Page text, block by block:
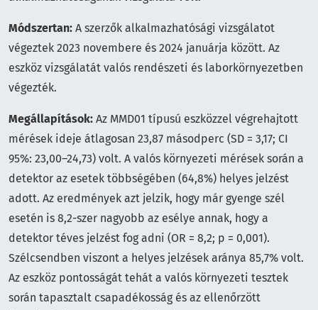
Módszertan: A szerzők alkalmazhatósági vizsgálatot
végeztek 2023 novembere és 2024 januárja között. Az
eszköz vizsgálatát valós rendészeti és laborkörnyezetben
végezték.
Megállapítások: Az MMD01 típusú eszközzel végrehajtott
mérések ideje átlagosan 23,87 másodperc (SD = 3,17; CI
95%: 23,00–24,73) volt. A valós környezeti mérések során a
detektor az esetek többségében (64,8%) helyes jelzést
adott. Az eredmények azt jelzik, hogy már gyenge szél
esetén is 8,2-szer nagyobb az esélye annak, hogy a
detektor téves jelzést fog adni (OR = 8,2; p = 0,001).
Szélcsendben viszont a helyes jelzések aránya 85,7% volt.
Az eszköz pontosságát tehát a valós környezeti tesztek
során tapasztalt csapadékosság és az ellenőrzött